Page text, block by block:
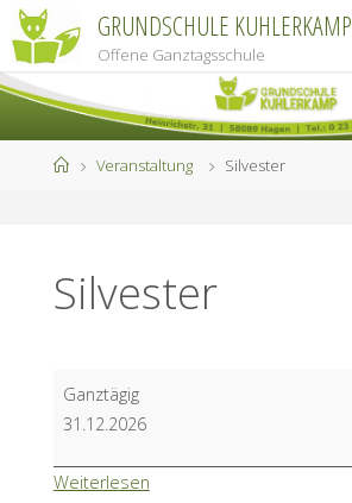
Zum
Inhalt
springen
GRUNDSCHULE KUHLERKAMP
Offene Ganztagsschule
StartVeranstaltung Silvester
Silvester
Silvester
Ganztägig
31.12.2026
Weiterlesen